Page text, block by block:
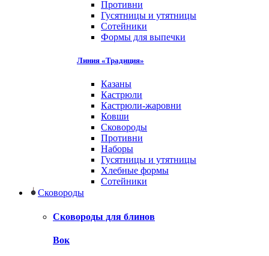
Противни
Гусятницы и утятницы
Сотейники
Формы для выпечки
Линия «Традиция»
Казаны
Кастрюли
Кастрюли-жаровни
Ковши
Сковороды
Противни
Наборы
Гусятницы и утятницы
Хлебные формы
Сотейники
Сковороды
Сковороды для блинов
Вок